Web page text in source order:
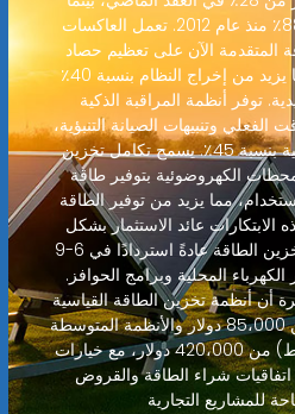
انخفضت التكاليف بنسبة 88٪ منذ عام 2012. تعمل العاكسات
المتقدمة الآن على تعظيم حصاد
الطاقة من كل محطة، مما يزيد من إخراج النظام بنسبة 40٪
توفر أنظمة المراقبة الذكية
الفعلي وتنبيهات الصيانة التنبؤية،
مما يقلل التكاليف التشغيلية بنسبة 45٪. يسمح تكامل تخزين
الكهروضوئية بتوفير طاقة
مما يزيد من توفير الطاقة
هذه الابتكارات عائد الاستثمار بشكل
كبير، حيث تحقق مشاريع تخزين الطاقة عادةً استردادًا في 6-9
المحلية وبرامج الحوافز.
أن أنظمة تخزين الطاقة القياسية
(60-600 كيلوواط) تبدأ من 85،000 دولار والأنظمة المتوسطة
(600 كيلوواط-2.5 ميجاواط) من 420،000 دولار، مع خيارات
شراء الطاقة والقروض